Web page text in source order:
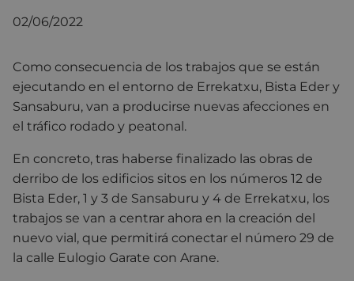
02/06/2022
Como consecuencia de los trabajos que se están
ejecutando en el entorno de Errekatxu, Bista Eder y
Sansaburu, van a producirse nuevas afecciones en
el tráfico rodado y peatonal.
En concreto, tras haberse finalizado las obras de
derribo de los edificios sitos en los números 12 de
Bista Eder, 1 y 3 de Sansaburu y 4 de Errekatxu, los
trabajos se van a centrar ahora en la creación del
nuevo vial, que permitirá conectar el número 29 de
la calle Eulogio Garate con Arane.